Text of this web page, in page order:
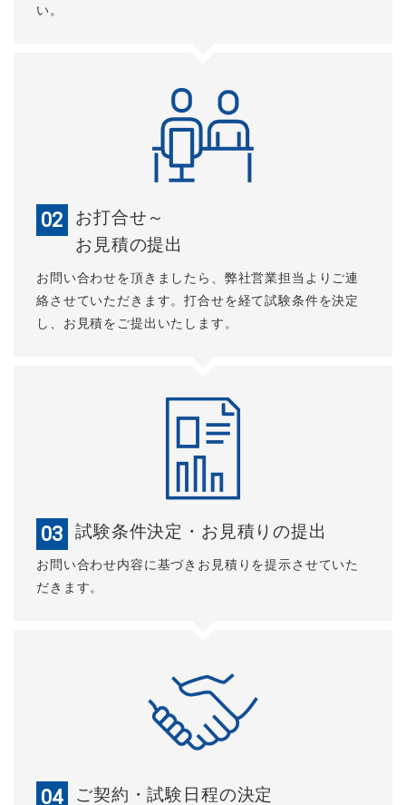
い。
02
お打合せ～
お見積の提出
お問い合わせを頂きましたら、弊社営業担当よりご連
絡させていただきます。打合せを経て試験条件を決定
し、お見積をご提出いたします。
03 試験条件決定・お見積りの提出
お問い合わせ内容に基づきお見積りを提示させていた
だきます。
04 ご契約・試験日程の決定